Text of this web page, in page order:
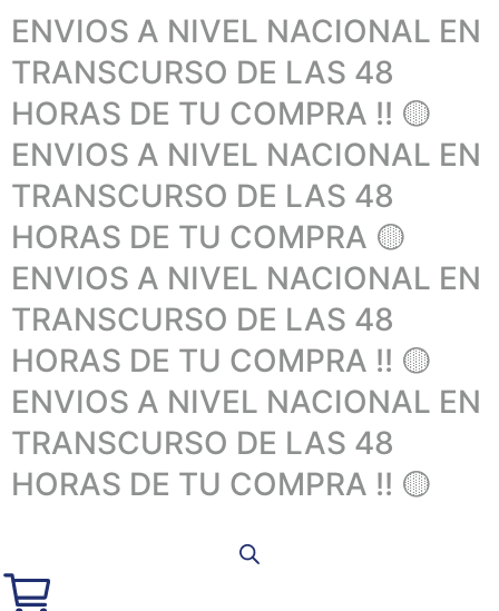
ENVIOS A NIVEL NACIONAL EN
TRANSCURSO DE LAS 48
HORAS DE TU COMPRA !! 🟡
ENVIOS A NIVEL NACIONAL EN
TRANSCURSO DE LAS 48
HORAS DE TU COMPRA 🟡
ENVIOS A NIVEL NACIONAL EN
TRANSCURSO DE LAS 48
HORAS DE TU COMPRA !! 🟡
ENVIOS A NIVEL NACIONAL EN
TRANSCURSO DE LAS 48
HORAS DE TU COMPRA !! 🟡